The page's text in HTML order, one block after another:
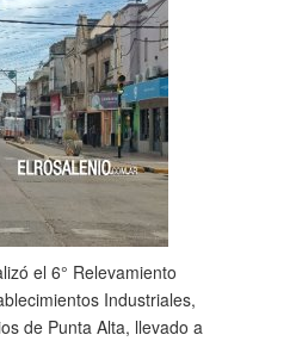
el 6° Relevamiento
Industriales,
de Punta Alta, llevado a